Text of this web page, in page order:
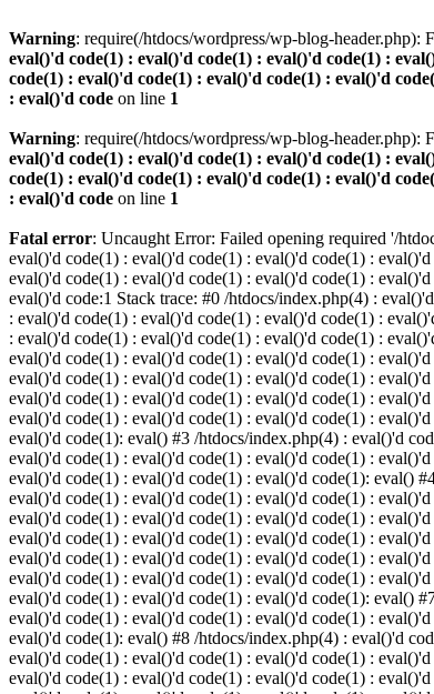
Warning: require(/htdocs/wordpress/wp-blog-
eval()'d code(1) : eval()'d code(1) : eval()'d code(1) :
code(1) : eval()'d code(1) : eval()'d code(1) : eval()'d
: eval()'d code on line 1
Warning: require(/htdocs/wordpress/wp-blog-
eval()'d code(1) : eval()'d code(1) : eval()'d code(1) :
code(1) : eval()'d code(1) : eval()'d code(1) : eval()'d
: eval()'d code on line 1
Fatal error: Uncaught Error: Failed opening required '/
eval()'d code(1) : eval()'d code(1) : eval()'d code(1) :
eval()'d code(1) : eval()'d code(1) : eval()'d code(1) :
eval()'d code:1 Stack trace: #0 /htdocs/index.php(4) :
: eval()'d code(1) : eval()'d code(1) : eval()'d code(1) :
: eval()'d code(1) : eval()'d code(1) : eval()'d code(1) :
eval()'d code(1) : eval()'d code(1) : eval()'d code(1) :
eval()'d code(1) : eval()'d code(1) : eval()'d code(1) :
eval()'d code(1) : eval()'d code(1) : eval()'d code(1) :
eval()'d code(1) : eval()'d code(1) : eval()'d code(1) :
eval()'d code(1): eval() #3 /htdocs/index.php(4) : eval()'d
eval()'d code(1) : eval()'d code(1) : eval()'d code(1) :
eval()'d code(1) : eval()'d code(1) : eval()'d code(1): eval()
eval()'d code(1) : eval()'d code(1) : eval()'d code(1) :
eval()'d code(1) : eval()'d code(1) : eval()'d code(1) :
eval()'d code(1) : eval()'d code(1) : eval()'d code(1) :
eval()'d code(1) : eval()'d code(1) : eval()'d code(1) :
eval()'d code(1) : eval()'d code(1) : eval()'d code(1) :
eval()'d code(1) : eval()'d code(1) : eval()'d code(1): eval()
eval()'d code(1) : eval()'d code(1) : eval()'d code(1) :
eval()'d code(1): eval() #8 /htdocs/index.php(4) : eval()'d
eval()'d code(1) : eval()'d code(1) : eval()'d code(1) :
eval()'d code(1) : eval()'d code(1) : eval()'d code(1) :